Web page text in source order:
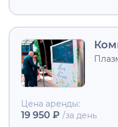
Цена аренды:
19 950 ₽ /за день